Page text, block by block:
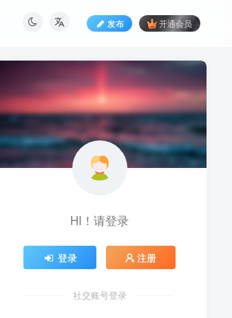
发布 开通会员
HI！请登录
登录 注册
社交账号登录